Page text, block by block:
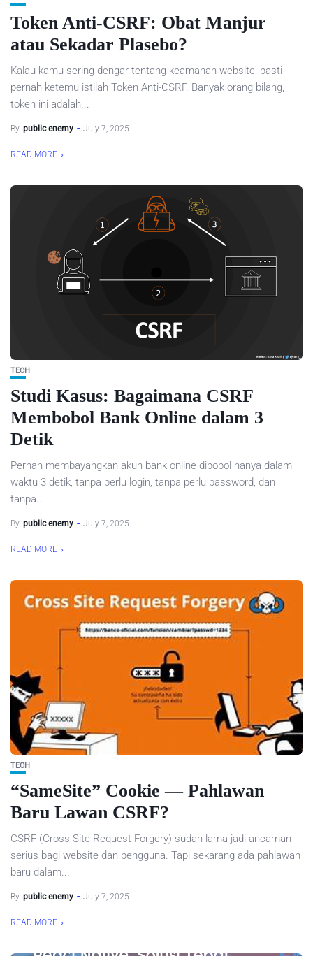
Token Anti‑CSRF: Obat Manjur
atau Sekadar Plasebo?
Kalau kamu sering dengar tentang keamanan website, pasti
pernah ketemu istilah Token Anti-CSRF. Banyak orang bilang,
token ini adalah...
By public enemy July 7, 2025
READ MORE
TECH
Studi Kasus: Bagaimana CSRF
Membobol Bank Online dalam 3
Detik
Pernah membayangkan akun bank online dibobol hanya dalam
waktu 3 detik, tanpa perlu login, tanpa perlu password, dan
tanpa...
By public enemy July 7, 2025
READ MORE
TECH
“SameSite” Cookie — Pahlawan
Baru Lawan CSRF?
CSRF (Cross-Site Request Forgery) sudah lama jadi ancaman
serius bagi website dan pengguna. Tapi sekarang ada pahlawan
baru dalam...
By public enemy July 7, 2025
READ MORE